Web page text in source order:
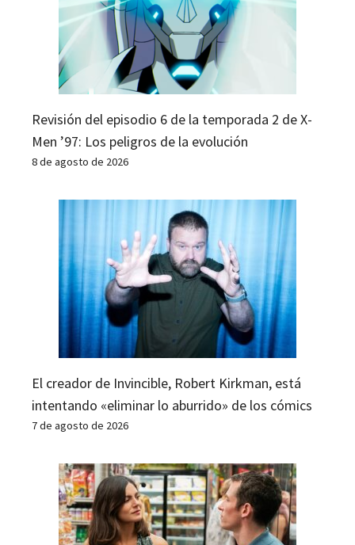
Revisión del episodio 6 de la temporada 2 de X-
Men ’97: Los peligros de la evolución
8 de agosto de 2026
El creador de Invincible, Robert Kirkman, está
intentando «eliminar lo aburrido» de los cómics
7 de agosto de 2026